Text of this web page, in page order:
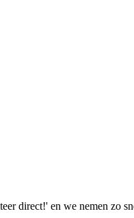
direct!' en we nemen zo